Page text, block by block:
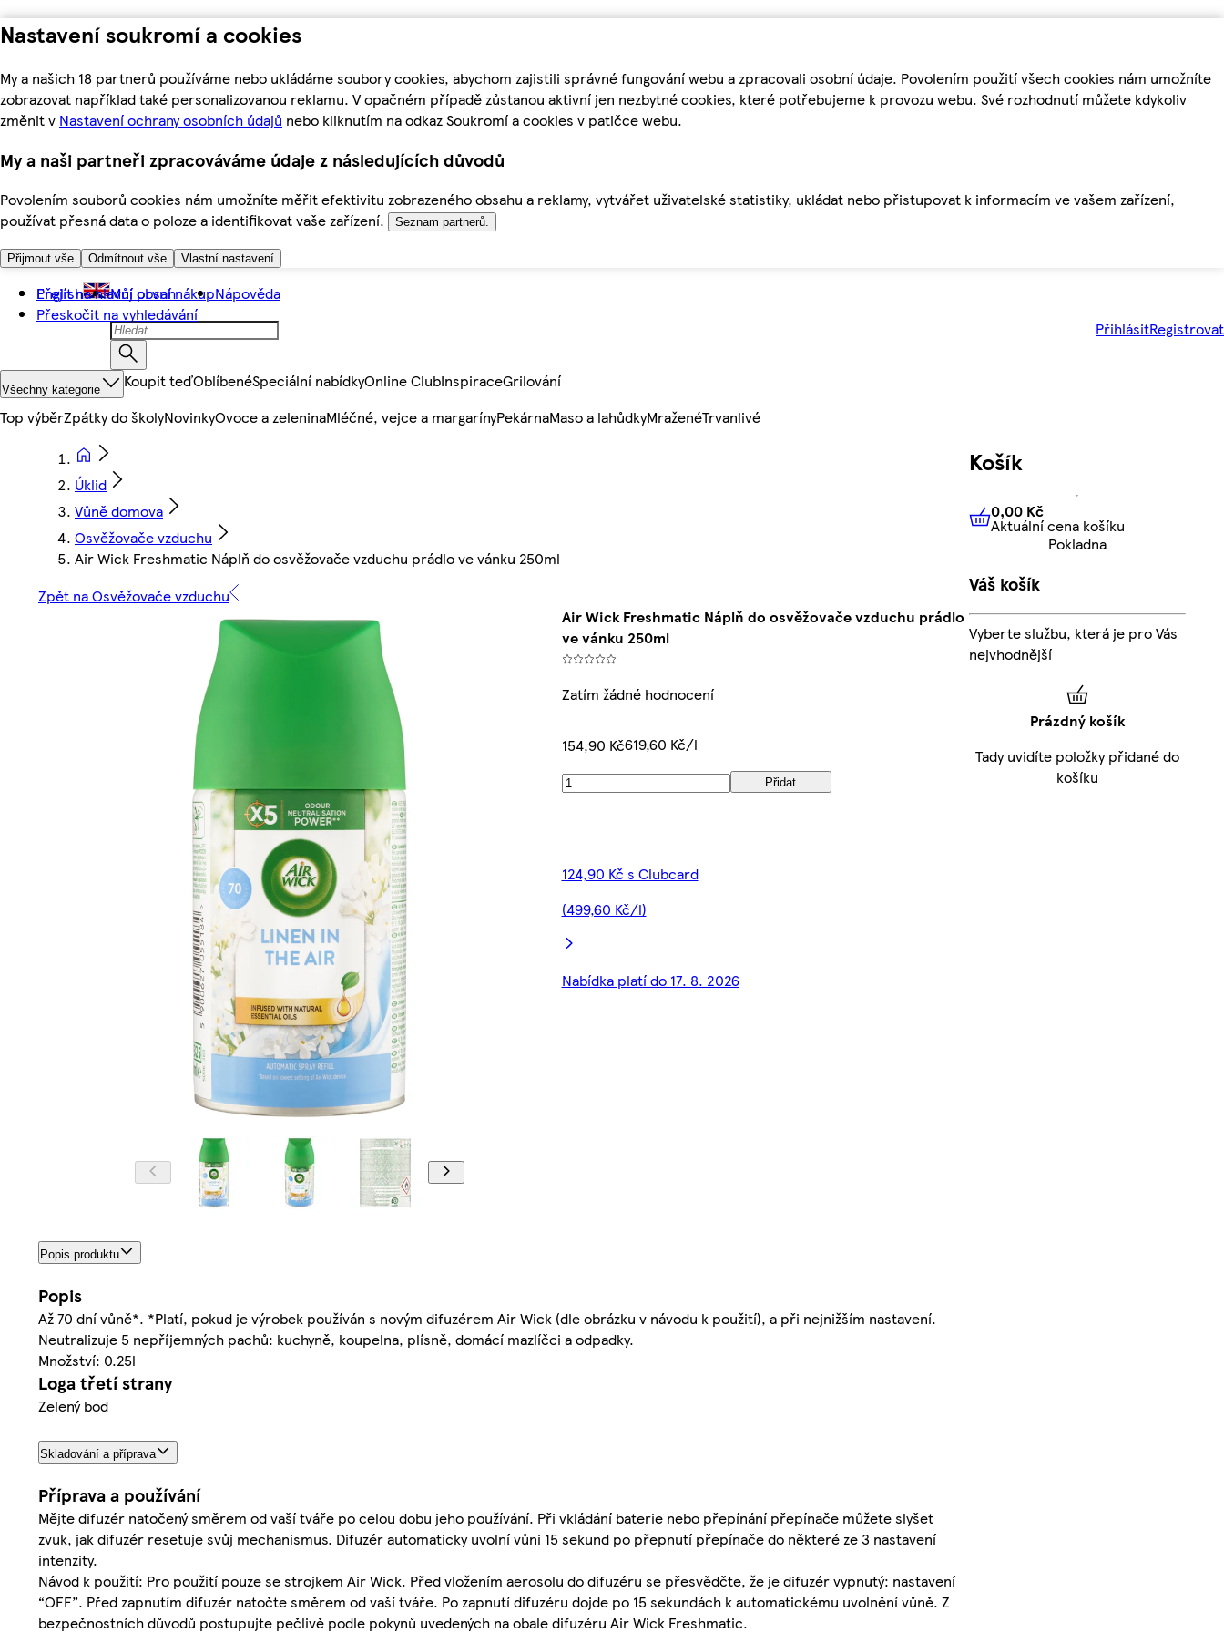
Nastavení soukromí a cookies
My a našich 18 partnerů používáme nebo ukládáme soubory cookies, abychom zajistili správné fungování webu a zpracovali osobní údaje. Povolením použití všech cookies nám umožníte
zobrazovat například také personalizovanou reklamu. V opačném případě zůstanou aktivní jen nezbytné cookies, které potřebujeme k provozu webu. Své rozhodnutí můžete kdykoliv
změnit v Nastavení ochrany osobních údajů nebo kliknutím na odkaz Soukromí a cookies v patičce webu.
My a naši partneři zpracováváme údaje z následujících důvodů
Povolením souborů cookies nám umožníte měřit efektivitu zobrazeného obsahu a reklamy, vytvářet uživatelské statistiky, ukládat nebo přistupovat k informacím ve vašem zařízení,
používat přesná data o poloze a identifikovat vaše zařízení.
Seznam partnerů.
Přijmout vše Odmítnout vše Vlastní nastavení
Přejít na hlavní obsah
Přeskočit na vyhledávání
English Můj první nákupNápověda
PřihlásitRegistrovat
Všechny kategorie Koupit teďOblíbenéSpeciální nabídkyOnline ClubInspiraceGrilování
Top výběrZpátky do školyNovinkyOvoce a zeleninaMléčné, vejce a margarínyPekárnaMaso a lahůdkyMraženéTrvanlivé
Úklid
Vůně domova
Osvěžovače vzduchu
Air Wick Freshmatic Náplň do osvěžovače vzduchu prádlo ve vánku 250ml
Zpět na Osvěžovače vzduchu
Air Wick Freshmatic Náplň do osvěžovače vzduchu prádlo
ve vánku 250ml
Zatím žádné hodnocení
154,90 Kč619,60 Kč/l
Přidat
124,90 Kč s Clubcard
(499,60 Kč/l)
Nabídka platí do 17. 8. 2026
Popis produktu
Popis
Až 70 dní vůně*. *Platí, pokud je výrobek používán s novým difuzérem Air Wick (dle obrázku v návodu k použití), a při nejnižším nastavení.
Neutralizuje 5 nepříjemných pachů: kuchyně, koupelna, plísně, domácí mazlíčci a odpadky.
Množství: 0.25l
Loga třetí strany
Zelený bod
Skladování a příprava
Příprava a používání
Mějte difuzér natočený směrem od vaší tváře po celou dobu jeho používání. Při vkládání baterie nebo přepínání přepínače můžete slyšet
zvuk, jak difuzér resetuje svůj mechanismus. Difuzér automaticky uvolní vůni 15 sekund po přepnutí přepínače do některé ze 3 nastavení
intenzity.
Návod k použití: Pro použití pouze se strojkem Air Wick. Před vložením aerosolu do difuzéru se přesvědčte, že je difuzér vypnutý: nastavení
“OFF”. Před zapnutím difuzér natočte směrem od vaší tváře. Po zapnutí difuzéru dojde po 15 sekundách k automatickému uvolnění vůně. Z
bezpečnostních důvodů postupujte pečlivě podle pokynů uvedených na obale difuzéru Air Wick Freshmatic.
Košík
0,00 KčAktuální cena košíku
0,00 Kč
Aktuální cena košíku
Pokladna
Váš košík
Vyberte službu, která je pro Vás
nejvhodnější
Prázdný košík
Tady uvidíte položky přidané do
košíku